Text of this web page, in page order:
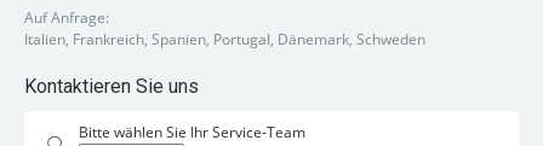
Auf Anfrage:
Italien, Frankreich, Spanien, Portugal, Dänemark, Schweden
Kontaktieren Sie uns
Bitte wählen Sie Ihr Service-Team